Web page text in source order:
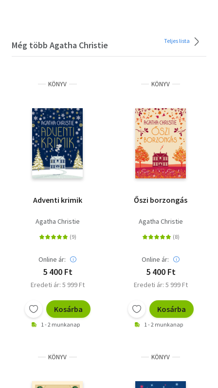
Még több Agatha Christie Teljes lista
KÖNYV
Adventi krimik
Agatha Christie
Online ár:
5 400 Ft
Eredeti ár: 5 999 Ft
Kosárba
1 - 2 munkanap
KÖNYV
Őszi borzongás
Agatha Christie
Online ár:
5 400 Ft
Eredeti ár: 5 999 Ft
Kosárba
1 - 2 munkanap
KÖNYV KÖNYV